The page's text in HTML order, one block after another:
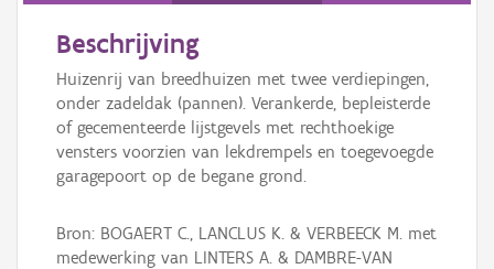
Beschrijving
Huizenrij van breedhuizen met twee verdiepingen,
onder zadeldak (pannen). Verankerde, bepleisterde
of gecementeerde lijstgevels met rechthoekige
vensters voorzien van lekdrempels en toegevoegde
garagepoort op de begane grond.
Bron: BOGAERT C., LANCLUS K. & VERBEECK M. met
medewerking van LINTERS A. & DAMBRE-VAN